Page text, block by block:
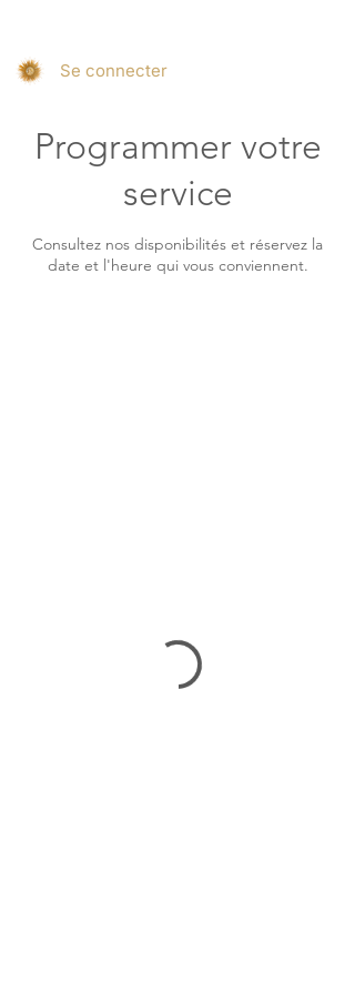
Se connecter
Programmer votre
service
Consultez nos disponibilités et réservez la
date et l'heure qui vous conviennent.